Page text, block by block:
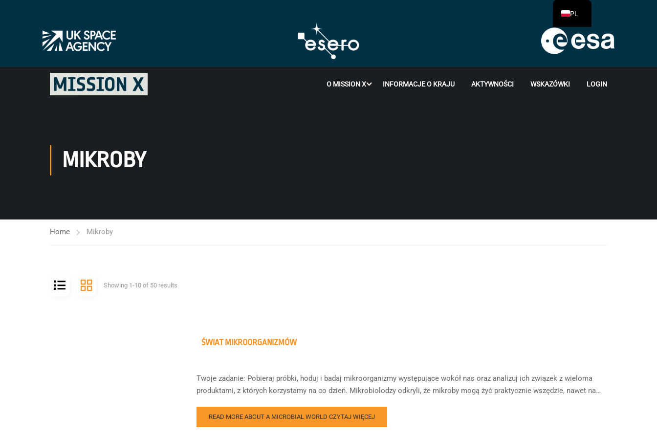
O MISSION X INFORMACJE O KRAJU AKTYWNOŚCI WSKAZÓWKI LOGIN
MIKROBY
Home Mikroby
Showing 1-10 of 50 results
ŚWIAT MIKROORGANIZMÓW
Twoje zadanie: Pobieraj próbki, hoduj i badaj mikroorganizmy występujące wokół nas oraz analizuj ich związek z wieloma
produktami, z których korzystamy na co dzień. Mikrobiolodzy odkryli, że mikroby mogą żyć praktycznie wszędzie, nawet na…
READ MORE ABOUT A MICROBIAL WORLD CZYTAJ WIĘCEJ
PL